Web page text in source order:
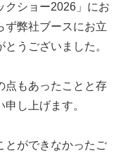
ト
クショー2026」にお
ず弊社ブースにお立
うございました。
点もあったことと存
し上げます。
とができなかったご